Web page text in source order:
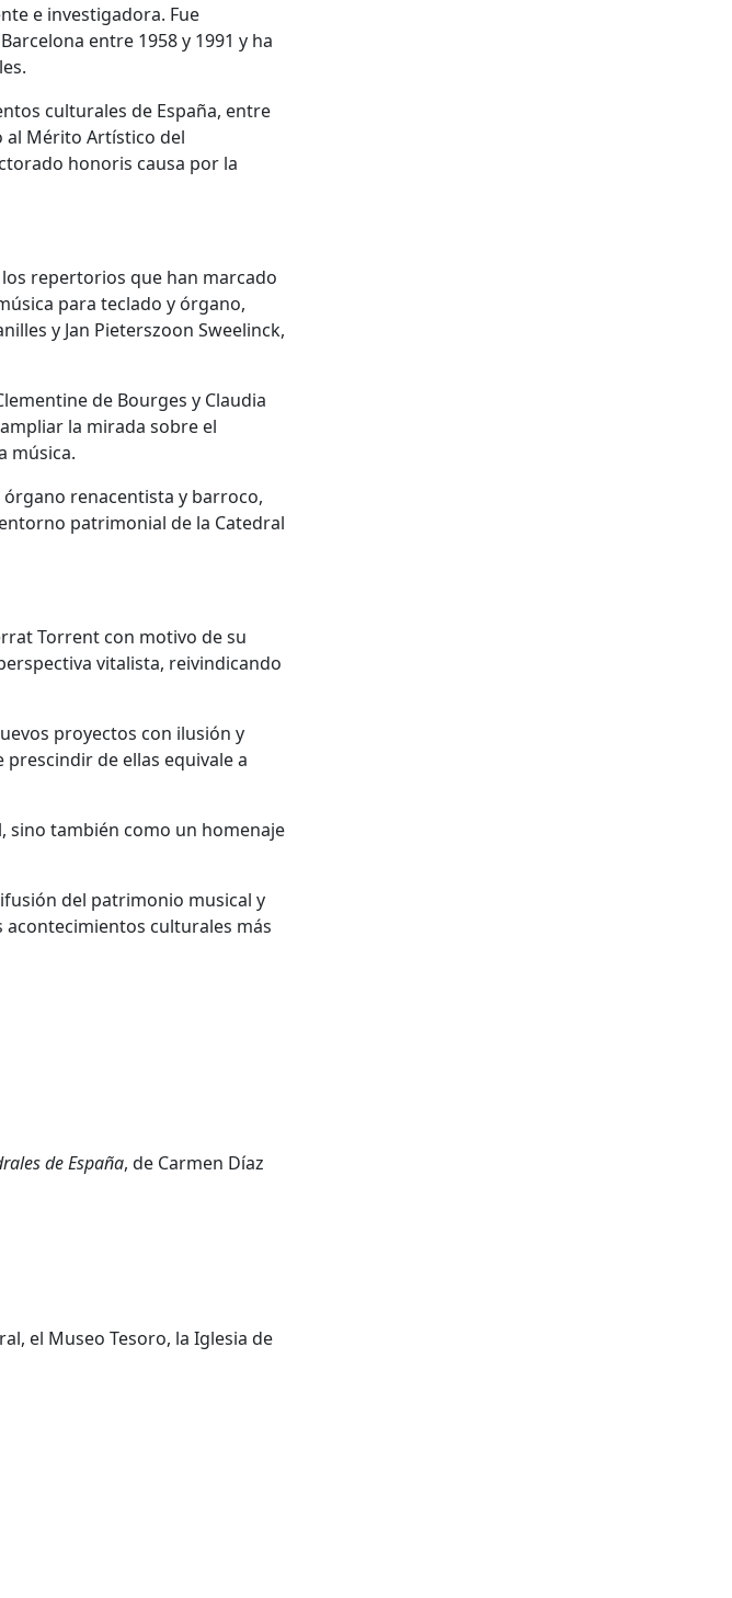
e investigadora. Fue
entre 1958 y 1991 y ha
culturales de España, entre
al Mérito Artístico del
honoris causa por la
repertorios que han marcado
para teclado y órgano,
y Jan Pieterszoon Sweelinck,
de Bourges y Claudia
la mirada sobre el
música.
renacentista y barroco,
patrimonial de la Catedral
Torrent con motivo de su
vitalista, reivindicando
proyectos con ilusión y
de ellas equivale a
sino también como un homenaje
del patrimonio musical y
culturales más
de España, de Carmen Díaz
el Museo Tesoro, la Iglesia de